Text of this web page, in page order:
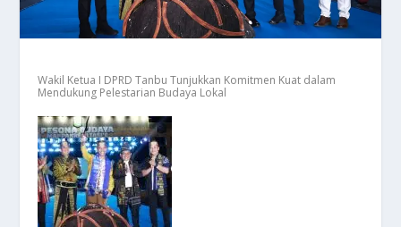
Wakil Ketua I DPRD Tanbu Tunjukkan Komitmen Kuat dalam
Mendukung Pelestarian Budaya Lokal